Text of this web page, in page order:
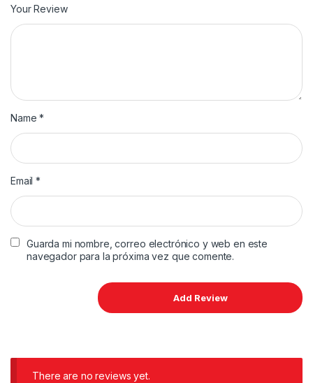
Your Review
Name*
Email*
Guarda mi nombre, correo electrónico y web en este
navegador para la próxima vez que comente.
There are no reviews yet.